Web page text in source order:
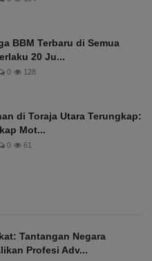
BBM Terbaru di Semua
20 Ju...
0 128
di Toraja Utara Terungkap:
Mot...
0 61
Tantangan Negara
Profesi Adv...